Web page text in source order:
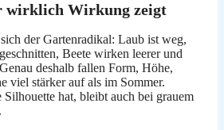
wirklich Wirkung zeigt
der Gartenradikal: Laub ist weg,
Beete wirken leerer und
deshalb fallen Form, Höhe,
viel stärker auf als im Sommer.
hat, bleibt auch bei grauem